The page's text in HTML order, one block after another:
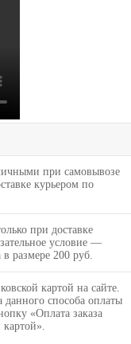
при самовывозе
курьером по
при доставке
условие —
в размере 200 руб.
картой на сайте.
данного способа оплаты
«Оплата заказа